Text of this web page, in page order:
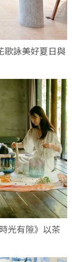
歌詠美好夏日與
光有隙》以茶